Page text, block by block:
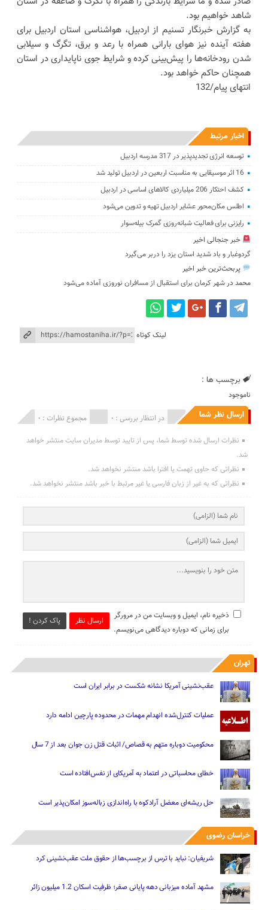
شاهد خواهیم بود.
به گزارش خبرنگار تسنیم از اردبیل، هواشناسی استان اردبیل برای
هفته آینده نیز هوای بارانی همراه با رعد و برق، تگرگ و سیلابی
شدن رودخانه‌ها را پیش‌بینی کرده و شرایط جوی ناپایداری در استان
همچنان حاکم خواهد بود.
انتهای پیام/132
اخبار مرتبط
توسعه انرژی تجدیدپذیر در 317 مدرسه اردبیل
16 اثر موسیقایی به مناسبت اربعین در اردبیل تولید شد
کشف احتکار 206 میلیاردی کالاهای اساسی در اردبیل
اطلس مکان‌محور عشایر اردبیل تهیه و تدوین می‌شود
رایزنی برای فعالیت شبانه‌روزی گمرک بیله‌سوار
خبر جنجالی اخیر
گردوغبار و باد شدید استان یزد را دربر می‌گیرد
پربحث‌ترین خبر اخیر
محمد درشهر کرمان برای استقبال از مسافران نوروزی آماده می‌شود
لینک کوتاه
برچسب ها :
ناموجود
ارسال نظر شما مجموع نظرات : 0 در انتظار بررسی : 0 انتشار یافته : 0
نظرات ارسال شده توسط شما، پس از تایید توسط مدیران سایت منتشر خواهد
شد.
نظراتی که حاوی تهمت یا افترا باشد منتشر نخواهد شد.
نظراتی که به غیر از زبان فارسی یا غیر مرتبط با خبر باشد منتشر نخواهد شد.
ارسال نظر پاک کردن !
ذخیره نام، ایمیل و وبسایت من در مرورگر
برای زمانی که دوباره دیدگاهی می‌نویسم.
تهران
عقب‌نشینی آمریکا نشانه شکست در برابر ایران است
عملیات کنترل‌شده انهدام مهمات در محدوده پارچین ادامه دارد
محکومیت دوباره متهم به قصاص/ اثبات قتل زن جوان بعد از 7 سال
خطای محاسباتی در اعتماد به آمریکای از نفس‌افتاده است
حل ریشه‌ای معضل آرادکوه با راه‌اندازی زباله‌سوز امکان‌پذیر است
خراسان رضوی
شریفیان: نباید با ترس از برچسب‌ها از حقوق ملت عقب‌نشینی کرد
مشهد آماده میزبانی دهه پایانی صفر؛ ظرفیت اسکان 1.2 میلیون زائر